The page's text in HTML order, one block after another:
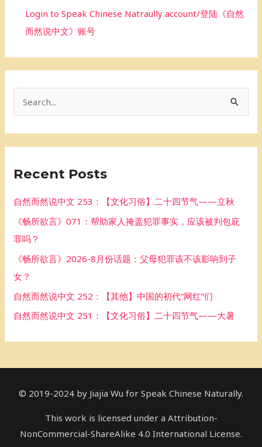
Login to Speak Chinese Natraully account/登陆《自然
而然说中文》账号
c
f
r
Recent Posts
自然而然说中文 253：【文化习俗】二十四节气——立秋
《畅所欲言》071：帮助家人掩盖犯罪事实，应该被判包庇
罪吗？
《畅所欲言》2026-8月份话题：父母犯罪该不该影响到子
女？
自然而然说中文 252：【其他】中国的初代“网红”们
自然而然说中文 251：【文化习俗】二十四节气——大暑
© 2019-2024 by Jiajia Wu for Speak Chinese Naturally.
This work is licensed under a Attribution-
NonCommercial-ShareAlike 4.0 International License.